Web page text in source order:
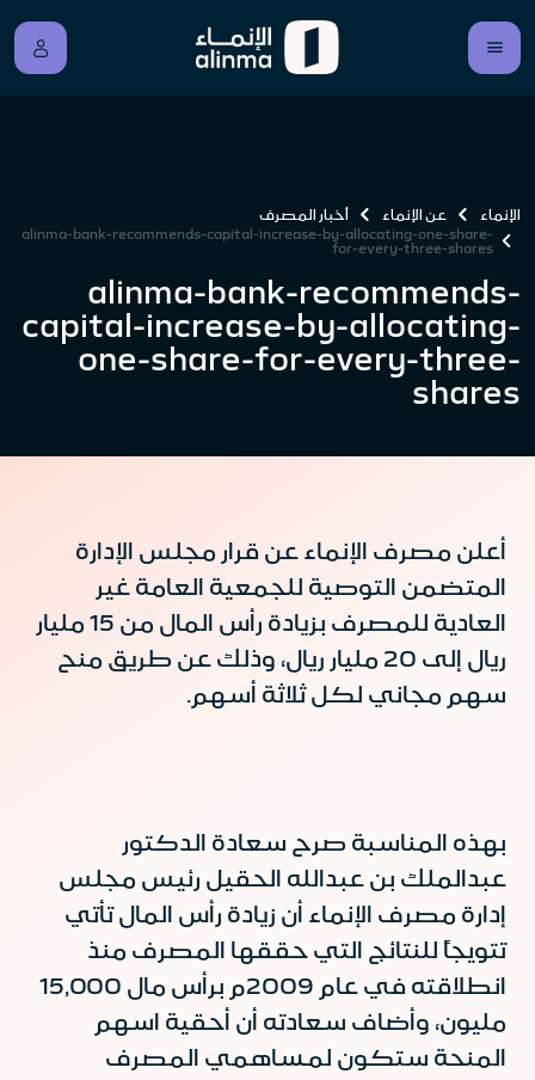
الإنماء عن الإنماء
أخبار المصرف
alinma-bank-recommends-capital-increase-by-allocating-one-share-
for-every-three-shares
alinma-bank-recommends-
capital-increase-by-allocating-
one-share-for-every-three-
shares
أعلن مصرف الإنماء عن قرار مجلس الإدارة
المتضمن التوصية للجمعية العامة غير
العادية للمصرف بزيادة رأس المال من 15 مليار
ريال إلى 20 مليار ريال، وذلك عن طريق منح
سهم مجاني لكل ثلاثة أسهم.
بهذه المناسبة صرح سعادة الدكتور
عبدالملك بن عبدالله الحقيل رئيس مجلس
إدارة مصرف الإنماء أن زيادة رأس المال تأتي
تتويجاً للنتائج التي حققها المصرف منذ
انطلاقته في عام 2009م برأس مال 15,000
مليون، وأضاف سعادته أن أحقية اسهم
المنحة ستكون لمساهمي المصرف